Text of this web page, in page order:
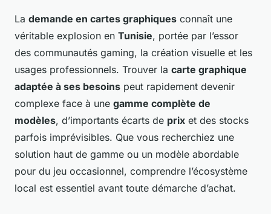
La demande en cartes graphiques connaît une
véritable explosion en Tunisie, portée par l’essor
des communautés gaming, la création visuelle et les
usages professionnels. Trouver la carte graphique
adaptée à ses besoins peut rapidement devenir
complexe face à une gamme complète de
modèles, d’importants écarts de prix et des stocks
parfois imprévisibles. Que vous recherchiez une
solution haut de gamme ou un modèle abordable
pour du jeu occasionnel, comprendre l’écosystème
local est essentiel avant toute démarche d’achat.